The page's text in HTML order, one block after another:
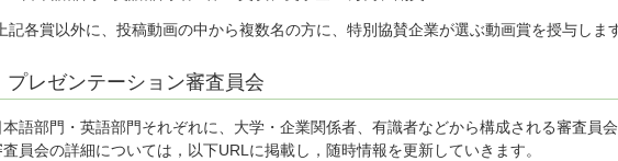
記各賞以外に、投稿動画の中から複数名の方に、特別協賛企業が選ぶ動画賞を授与しま
プレゼンテーション審査員会
本語部門・英語部門それぞれに、大学・企業関係者、有識者などから構成される審査員会
査員会の詳細については，以下URLに掲載し，随時情報を更新していきます。